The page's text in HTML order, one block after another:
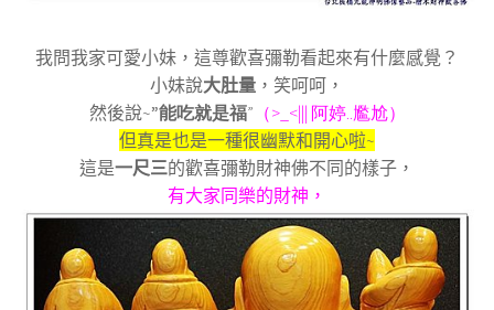
我問我家可愛小妹，這尊歡喜彌勒看起來有什麼感覺？
小妹說大肚量 ，笑呵呵，
然後說~”能吃就是福” （>_<||| 阿婷..尷尬）
但真是也是一種很幽默和開心啦~
這是一尺三的歡喜彌勒財神佛不同的樣子，
有大家同樂的財神，